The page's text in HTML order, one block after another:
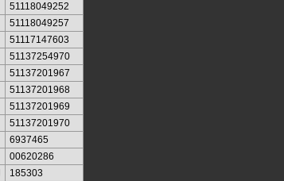
51118049252
51118049257
51117147603
51137254970
51137201967
51137201968
51137201969
51137201970
6937465
00620286
185303